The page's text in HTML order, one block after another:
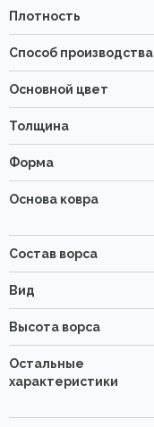
Плотность
Способ производства
Основной цвет
Толщина
Форма
Основа ковра
Состав ворса
Вид
Высота ворса
Остальные
характеристики